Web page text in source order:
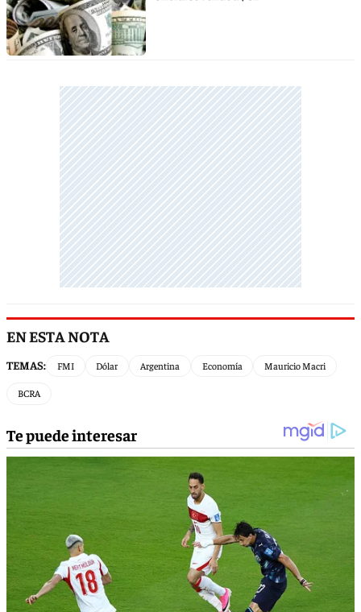
EN ESTA NOTA
TEMAS: FMI Dólar Argentina Economía Mauricio Macri
BCRA